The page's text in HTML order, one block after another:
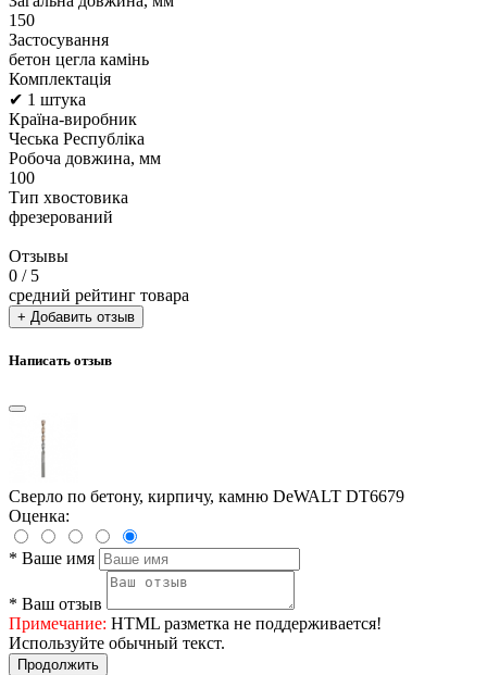
150
Застосування
бетон цегла камінь
Комплектація
✔ 1 штука
Країна-виробник
Чеська Республіка
Робоча довжина, мм
100
Тип хвостовика
фрезерований
Отзывы
0 / 5
средний рейтинг товара
+ Добавить отзыв
Написать отзыв
Сверло по бетону, кирпичу, камню DeWALT DT6679
Оценка:
* Ваше имя
* Ваш отзыв
Примечание: HTML разметка не поддерживается!
Используйте обычный текст.
Продолжить